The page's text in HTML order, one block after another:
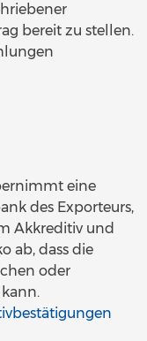
bereit zu stellen.
eine
des Exporteurs,
Akkreditiv und
ab, dass die
oder